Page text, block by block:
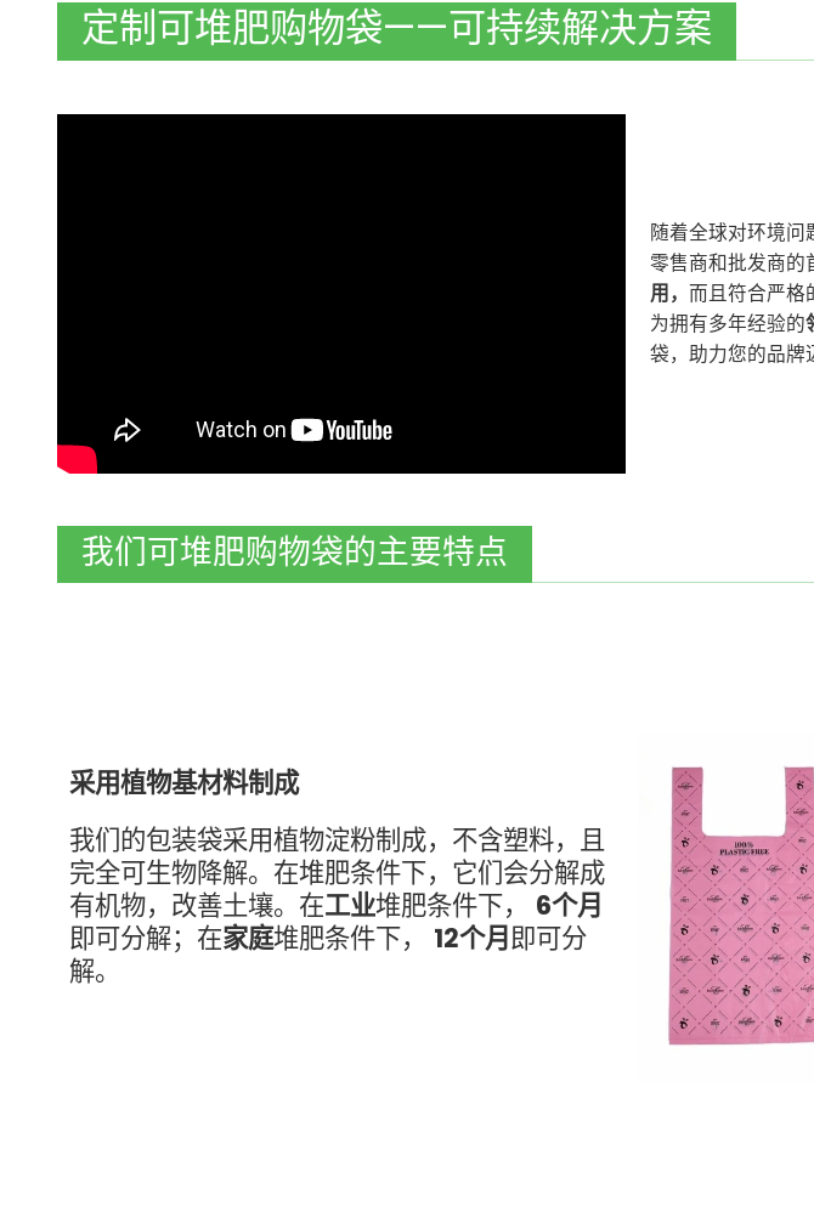
定制可堆肥购物袋——可持续解决方案
随着全球对环境问
零售商和批发商的
用， 而且符合严格
为拥有多年经验的
袋，助力您的品牌
我们可堆肥购物袋的主要特点
采用植物基材料制成
我们的包装袋采用植物淀粉制成，不含塑料，且
完全可生物降解。在堆肥条件下，它们会分解成
有机物，改善土壤。在工业堆肥条件下， 6个月
即可分解；在家庭堆肥条件下， 12个月即可分
解。